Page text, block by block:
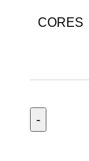
CORES